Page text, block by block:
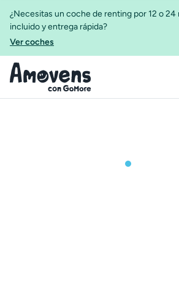
¿Necesitas un coche de renting por 12 o
incluido y entrega rápida?
Ver coches